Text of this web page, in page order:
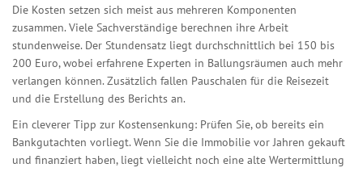
Die Kosten setzen sich meist aus mehreren Komponenten
zusammen. Viele Sachverständige berechnen ihre Arbeit
stundenweise. Der Stundensatz liegt durchschnittlich bei 150 bis
200 Euro, wobei erfahrene Experten in Ballungsräumen auch mehr
verlangen können. Zusätzlich fallen Pauschalen für die Reisezeit
und die Erstellung des Berichts an.
Ein cleverer Tipp zur Kostensenkung: Prüfen Sie, ob bereits ein
Bankgutachten vorliegt. Wenn Sie die Immobilie vor Jahren gekauft
und finanziert haben, liegt vielleicht noch eine alte Wertermittlung